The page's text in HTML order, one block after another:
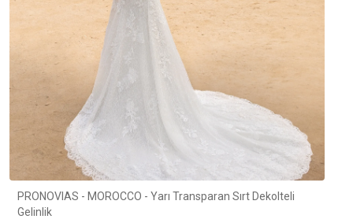
PRONOVIAS - MOROCCO - Yarı Transparan Sırt Dekolteli
Gelinlik